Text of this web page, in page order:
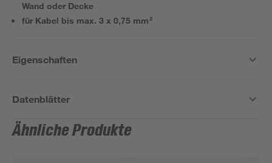
Wand oder Decke
für Kabel bis max. 3 x 0,75 mm²
Eigenschaften
Datenblätter
Ähnliche Produkte